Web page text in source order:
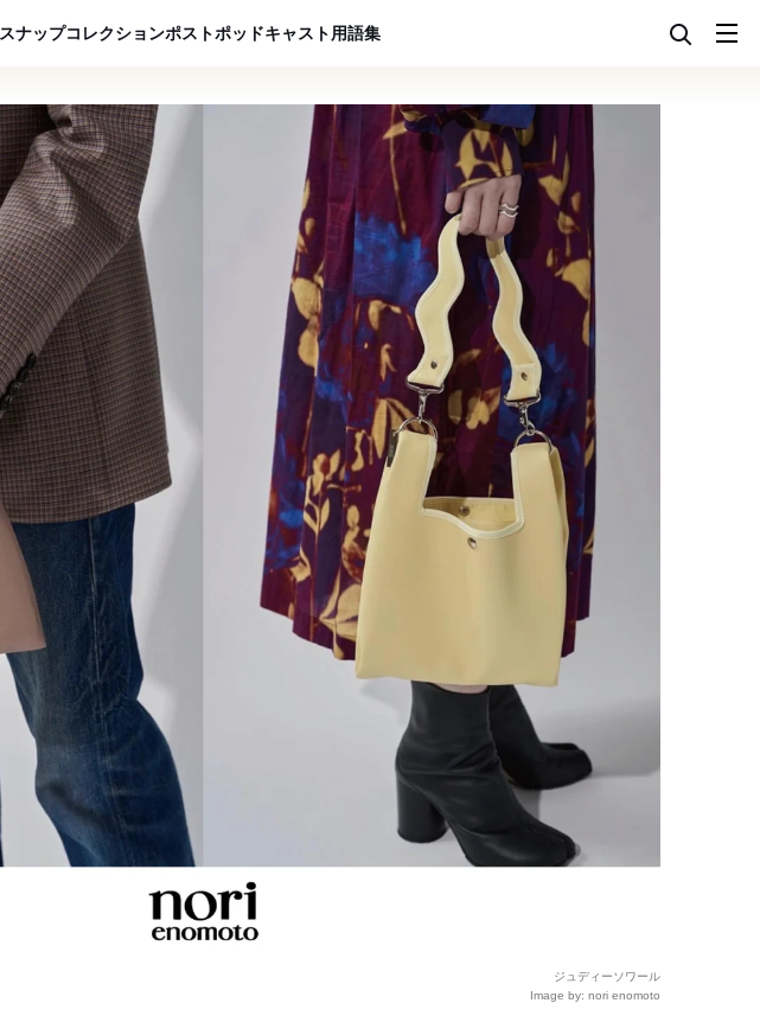
スナップコレクションポストポッドキャスト用語集
ジュディーソワール
Image by: nori enomoto